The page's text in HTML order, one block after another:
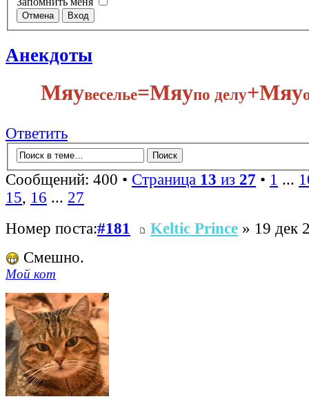
Анекдоты
Мяувеселье​=Мяупо делу​+Мяу
Ответить
Сообщений: 400 • Страница 13 из 27 • 1 ...
15, 16 ... 27
Номер поста:#181 Keltic Prince » 19 дек
Смешно.
Мой кот